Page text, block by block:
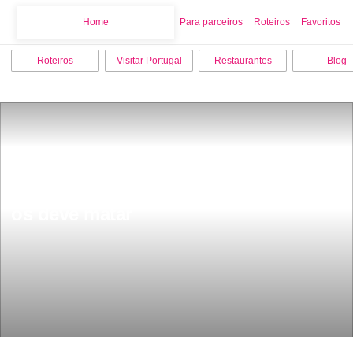
Home Para parceiros Roteiros Favoritos
Roteiros Visitar Portugal Restaurantes Blog